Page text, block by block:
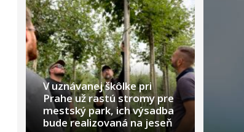
V uznávanej škôlke pri
Prahe už rastú stromy pre
mestský park, ich výsadba
bude realizovaná na jeseň